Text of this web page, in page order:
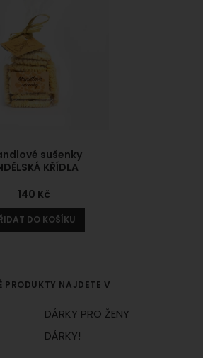
sušenky
KŘÍDLA
140 Kč
DO KOŠÍKU
PRODUKTY NAJDETE V
DÁRKY PRO ŽENY
DÁRKY!